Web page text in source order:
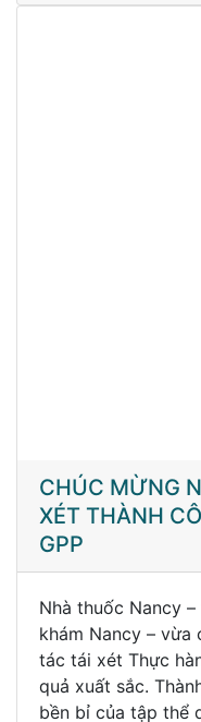
CHÚC MỪNG
XÉT THÀNH
GPP
Nhà thuốc Nancy
khám Nancy – vừa
tác tái xét Thực
quả xuất sắc.
bền bỉ của tập thể